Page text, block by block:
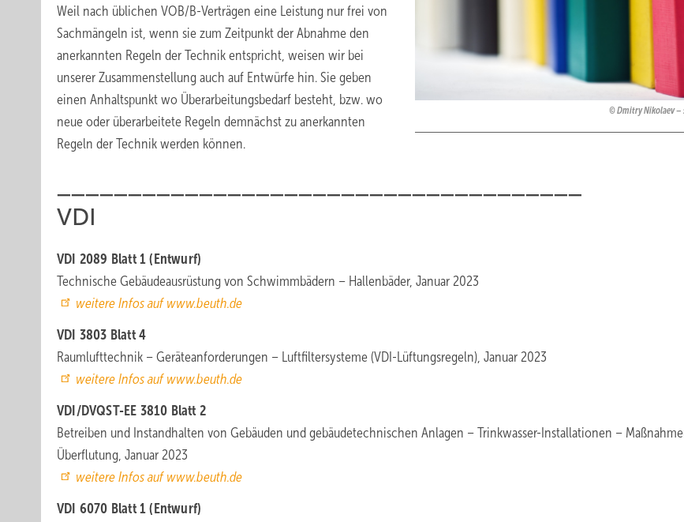
Dmitry Nikolaev –
Weil nach üblichen VOB/B-Verträgen eine Leistung nur frei von
Sachmängeln ist, wenn sie zum Zeitpunkt der Abnahme den
anerkannten Regeln der Technik entspricht, weisen wir bei
unserer Zusammenstellung auch auf Entwürfe hin. Sie geben
einen Anhaltspunkt wo Überarbeitungsbedarf besteht, bzw. wo
neue oder überarbeitete Regeln demnächst zu anerkannten
Regeln der Technik werden können.
VDI
VDI 2089 Blatt 1 (Entwurf)
Technische Gebäudeausrüstung von Schwimmbädern – Hallenbäder, Januar 2023
weitere Infos auf www.beuth.de
VDI 3803 Blatt 4
Raumlufttechnik – Geräteanforderungen – Luftfiltersysteme (VDI-Lüftungsregeln), Januar 2023
weitere Infos auf www.beuth.de
VDI/DVQST-EE 3810 Blatt 2
Betreiben und Instandhalten von Gebäuden und gebäudetechnischen Anlagen – Trinkwasser-Installationen –
Überflutung, Januar 2023
weitere Infos auf www.beuth.de
VDI 6070 Blatt 1 (Entwurf)